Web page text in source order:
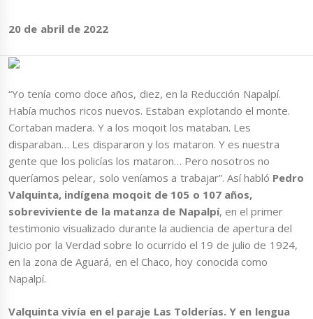
20 de abril de 2022
“Yo tenía como doce años, diez, en la Reducción Napalpí.
Había muchos ricos nuevos. Estaban explotando el monte.
Cortaban madera. Y a los moqoit los mataban. Les
disparaban… Les dispararon y los mataron. Y es nuestra
gente que los policías los mataron… Pero nosotros no
queríamos pelear, solo veníamos a trabajar”. Así habló Pedro
Valquinta, indígena moqoit de 105 o 107 años,
sobreviviente de la matanza de Napalpí, en el primer
testimonio visualizado durante la audiencia de apertura del
Juicio por la Verdad sobre lo ocurrido el 19 de julio de 1924,
en la zona de Aguará, en el Chaco, hoy conocida como
Napalpí.
Valquinta vivía en el paraje Las Tolderías. Y en lengua